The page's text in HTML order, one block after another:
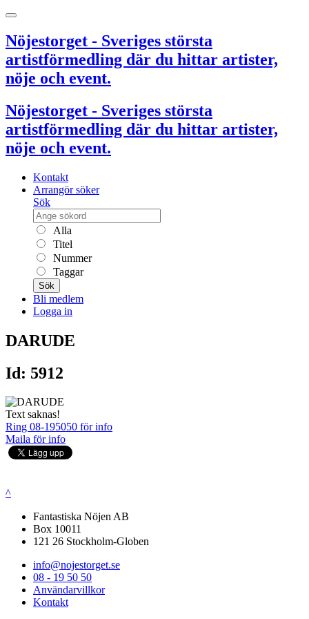
Nöjestorget - Sveriges största
artistförmedling där du hittar artister,
nöje och event.
Nöjestorget - Sveriges största
artistförmedling där du hittar artister,
nöje och event.
Kontakt
Arrangör söker
Sök
Alla
Titel
Nummer
Taggar
Sök
Bli medlem
Logga in
DARUDE
Id: 5912
Text saknas!
Ring 08-195050 för info
Maila för info
^
Fantastiska Nöjen AB
Box 10011
121 26 Stockholm-Globen
info@nojestorget.se
08 - 19 50 50
Användarvillkor
Kontakt